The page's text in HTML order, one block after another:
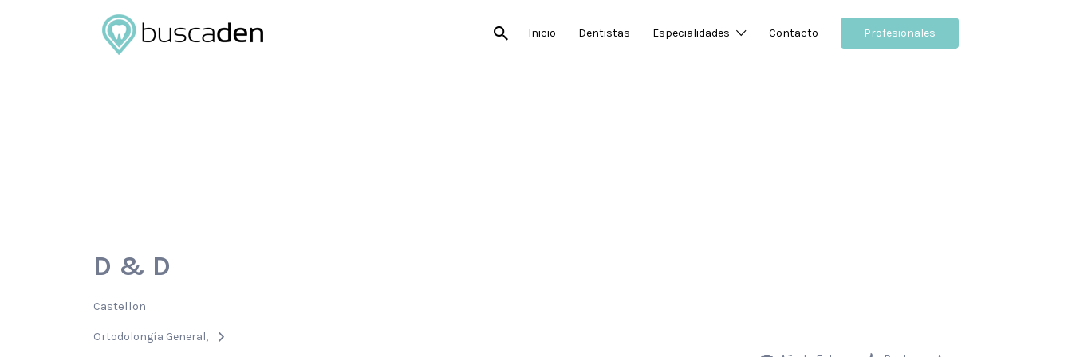
Inicio Dentistas Especialidades Contacto Profesionales
Buscar
por:
D & D
Castellon
Ortodolongía General